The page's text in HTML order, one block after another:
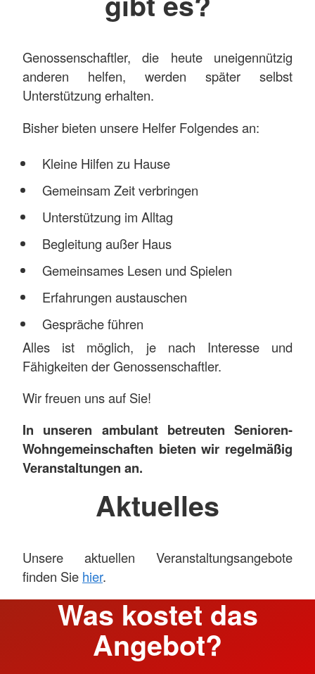
Genossenschaftler, die heute uneigennützig
anderen helfen, werden später selbst
Unterstützung erhalten.
Bisher bieten unsere Helfer Folgendes an:
Kleine Hilfen zu Hause
Gemeinsam Zeit verbringen
Unterstützung im Alltag
Begleitung außer Haus
Gemeinsames Lesen und Spielen
Erfahrungen austauschen
Gespräche führen
Alles ist möglich, je nach Interesse und
Fähigkeiten der Genossenschaftler.
Wir freuen uns auf Sie!
In unseren ambulant betreuten Senioren-
Wohngemeinschaften bieten wir regelmäßig
Veranstaltungen an.
Aktuelles
Unsere aktuellen Veranstaltungsangebote
finden Sie hier.
Was kostet das
Angebot?